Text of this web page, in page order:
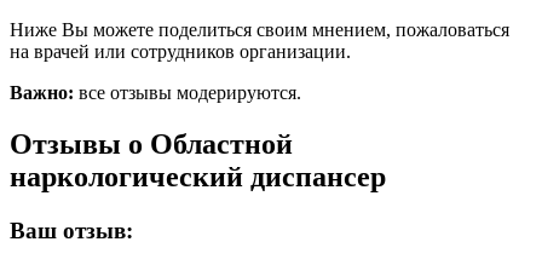
Ниже Вы можете поделиться своим мнением, пожаловаться
на врачей или сотрудников организации.
Важно: все отзывы модерируются.
Отзывы о Областной
наркологический диспансер
Ваш отзыв: